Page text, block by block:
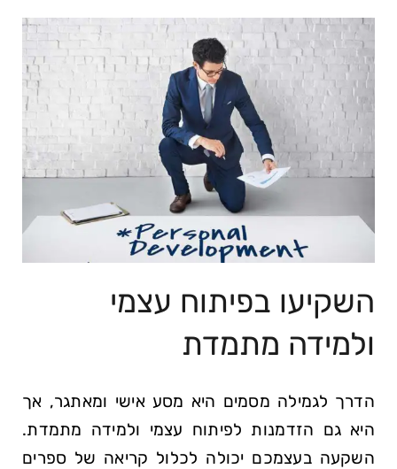
השקיעו ‌בפיתוח עצמי
ולמידה⁣ מתמדת
הדרך לגמילה מסמים היא מסע אישי ומאתגר, אך
היא גם הזדמנות לפיתוח עצמי ולמידה מתמדת.
השקעה‍ בעצמכם יכולה לכלול‍ קריאה של ספרים